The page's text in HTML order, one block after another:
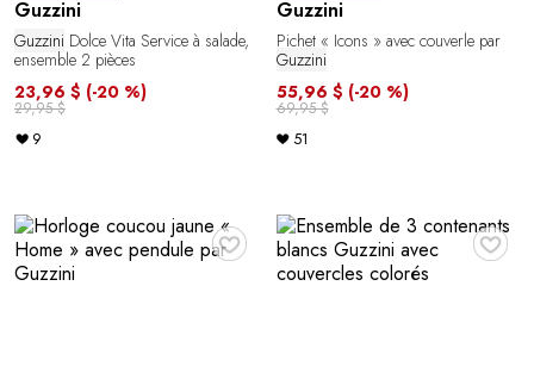
Guzzini
Guzzini Dolce Vita Service à salade,
ensemble 2 pièces
23,96 $ (-20 %)
29,95 $
9
Guzzini
Pichet « Icons » avec couverle par
Guzzini
55,96 $ (-20 %)
69,95 $
51
♥ ♥